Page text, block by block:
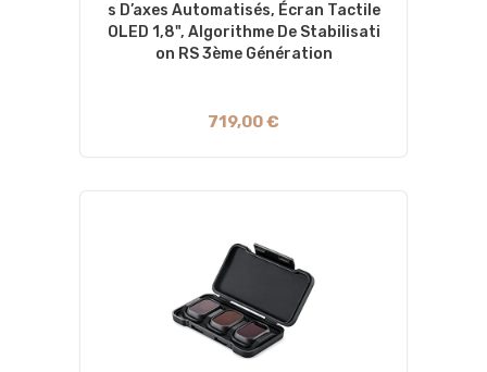
S D’axes Automatisés, Écran Tactile
OLED 1,8", Algorithme De Stabilisati
On RS 3ème Génération
719,00 €